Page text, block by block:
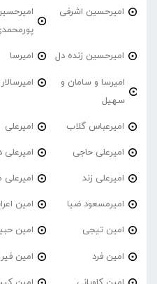
امیرحسین اشرفی
امیرحسین زنده دل امیرسا
امیرسا و سامان و
سهیل
امیرعباس گلاب امیرعلی
امیرعلی حاجی امیرعلی
امیرعلی زند
امیرمسعود ضیا امین
امین تیجی امین
امین فرد امین